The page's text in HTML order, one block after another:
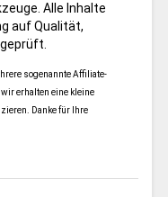
Alle Inhalte
auf Qualität,
sogenannte Affiliate-
erhalten eine kleine
Danke für Ihre